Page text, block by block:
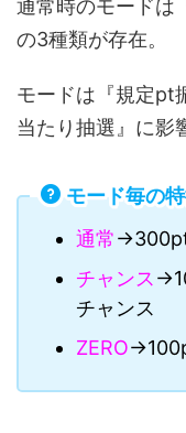
通常時のモードは
の3種類が存在。
モードは『規定pt
当たり抽選』に影
モード毎の
通常
チャンス
チャンス
ZERO